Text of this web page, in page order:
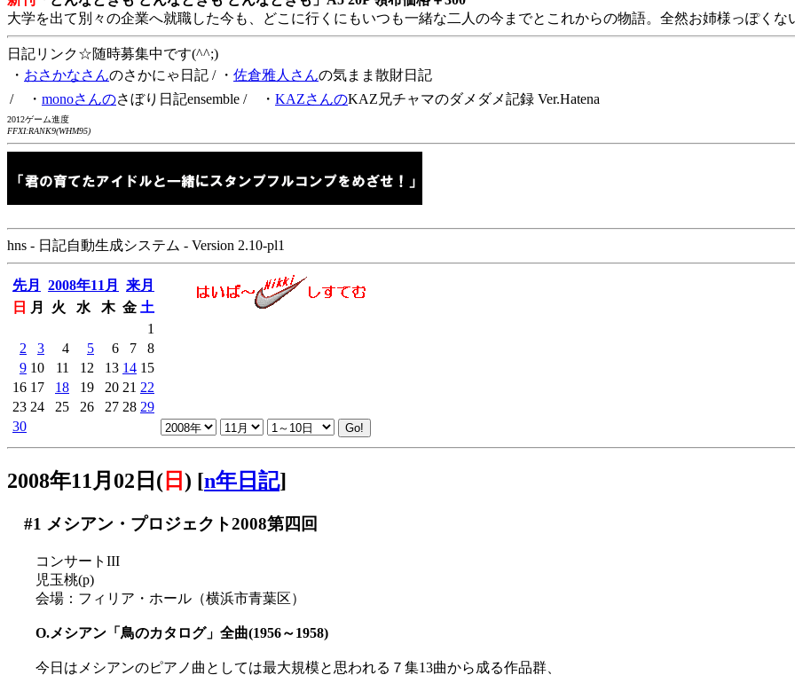
大学を出て別々の企業へ就職した今も、どこに行くにもいつも一緒な二人の今までとこれからの物語。全然お姉様っぽくな
日記リンク☆随時募集中です(^^;)
・ おさかなさんのさかにゃ日記 / ・ 佐倉雅人さんの気まま散財日記
/ ・ monoさんのさぼり日記ensemble / ・ KAZさんのKAZ兄チャマのダメダメ記録 Ver.Hatena
2012ゲーム進度
FFXI:RANK9(WHM95)
hns - 日記自動生成システム - Version 2.10-pl1
先月 2008年11月
来月
日
月 火 水 木 金 土
1
2
3 4 5 6 7
8
9 10 11 12 13 14 15
16 17 18 19 20 21 22
23 24 25 26 27 28 29
30
2008年11月02日( 日 ) [n年日記]
#1 メシアン・プロジェクト2008第四回
コンサートIII
児玉桃(p)
会場：フィリア・ホール（横浜市青葉区）
O.メシアン「鳥のカタログ」全曲(1956～1958)
今日はメシアンのピアノ曲としては最大規模と思われる７集13曲から成る作品群、